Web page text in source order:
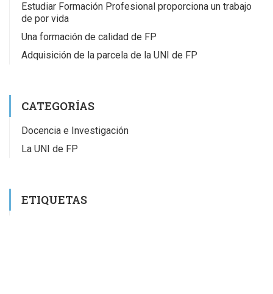
Estudiar Formación Profesional proporciona un trabajo
de por vida
Una formación de calidad de FP
Adquisición de la parcela de la UNI de FP
CATEGORÍAS
Docencia e Investigación
La UNI de FP
ETIQUETAS